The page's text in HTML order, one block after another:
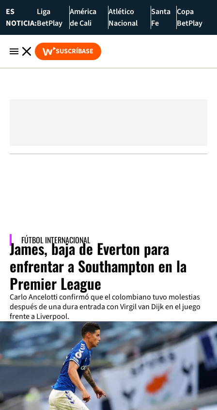
ES
NOTICIA:
Liga
BetPlay
América
de Cali
Atlético
Nacional
Santa
Fe
Copa
BetPlay
SUSCRÍBASE
FÚTBOL INTERNACIONAL
James, baja de Everton para
enfrentar a Southampton en la
Premier League
Carlo Ancelotti confirmó que el colombiano tuvo molestias
después de una dura entrada con Virgil van Dijk en el juego
frente a Liverpool.